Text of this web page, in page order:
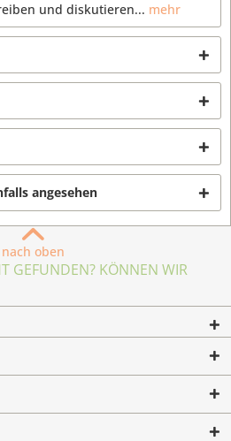
und diskutieren... mehr
angesehen
nach oben
GEFUNDEN? KÖNNEN WIR